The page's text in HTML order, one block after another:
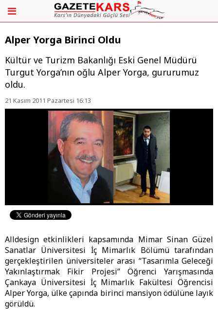
Alper Yorga Birinci Oldu
Kültür ve Turizm Bakanlığı Eski Genel Müdürü
Turgut Yorga’nın oğlu Alper Yorga, gururumuz
oldu.
21 Kasım 2011 Pazartesi 16:13
Alldesign etkinlikleri kapsamında Mimar Sinan Güzel
Sanatlar Üniversitesi İç Mimarlık Bölümü tarafından
gerçekleştirilen üniversiteler arası “Tasarımla Geleceği
Yakınlaştırmak Fikir Projesi” Öğrenci Yarışmasında
Çankaya Üniversitesi İç Mimarlık Fakültesi Öğrencisi
Alper Yorga, ülke çapında birinci mansiyon ödülüne layık
görüldü.